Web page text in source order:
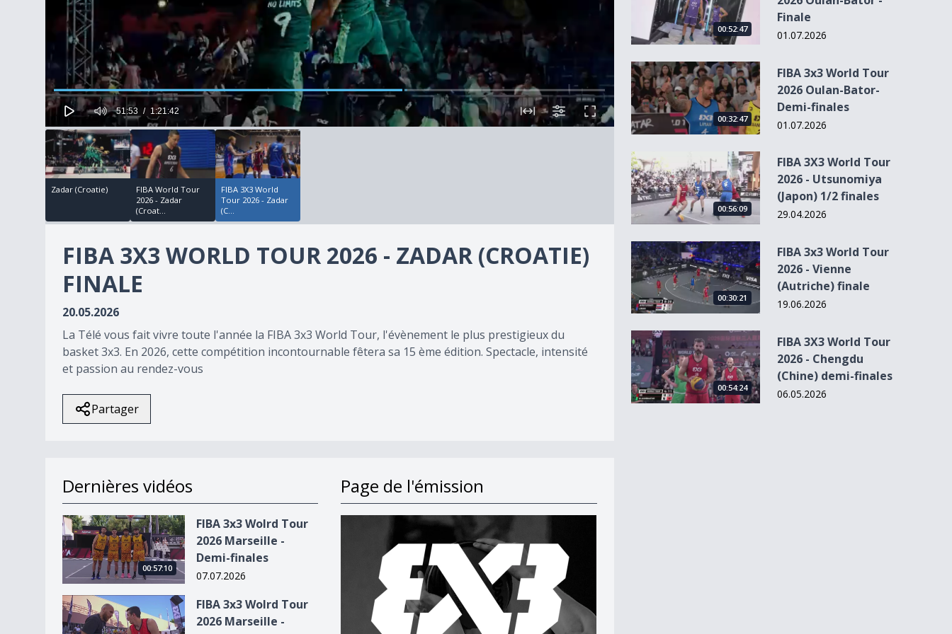
51
minutes,
53
seconds
of
minutes,
secondsVolume
51:53 1:21:42
Zadar (Croatie)
00:51:53
FIBA World Tour
2026 - Zadar
(Croat...
00:29:50
FIBA 3X3 World
Tour 2026 - Zadar
(C...
FIBA 3X3 WORLD TOUR 2026 - ZADAR (CROATIE)
FINALE
20.05.2026
La Télé vous fait vivre toute l'année la FIBA 3x3 World Tour, l'évènement le plus prestigieux du
basket 3x3. En 2026, cette compétition incontournable fêtera sa 15 ème édition. Spectacle, intensité
et passion au rendez-vous
Partager
Dernières vidéos
FIBA 3x3 Wolrd Tour 2026 Marseille - Demi-finales
00:57:10
FIBA 3x3 Wolrd Tour
2026 Marseille -
Demi-finales
07.07.2026
FIBA 3x3 Wolrd Tour 2026 Marseille - Finale
FIBA 3x3 Wolrd Tour
2026 Marseille -
Page de l'émission
00:52:47
Finale
01.07.2026
FIBA 3x3 World Tour 2026 Oulan-Bator- Demi-finales
00:32:47
FIBA 3x3 World Tour
2026 Oulan-Bator-
Demi-finales
01.07.2026
FIBA 3X3 World Tour 2026 - Utsunomiya (Japon) 1/2 finales
00:56:09
FIBA 3X3 World Tour
2026 - Utsunomiya
(Japon) 1/2 finales
29.04.2026
FIBA 3x3 World Tour 2026 - Vienne (Autriche) finale
00:30:21
FIBA 3x3 World Tour
2026 - Vienne
(Autriche) finale
19.06.2026
FIBA 3X3 World Tour 2026 - Chengdu (Chine) demi-finales
00:54:24
FIBA 3X3 World Tour
2026 - Chengdu
(Chine) demi-finales
06.05.2026